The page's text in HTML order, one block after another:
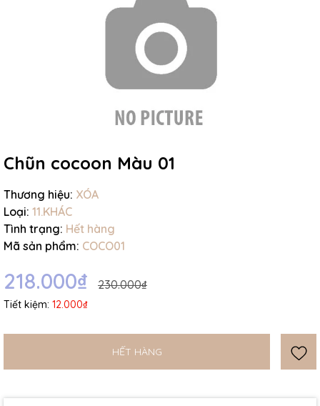
Chũn cocoon Màu 01
Thương hiệu: XÓA
Loại: 11.KHÁC
Tình trạng: Hết hàng
Mã sản phẩm: COCO01
218.000₫ 230.000₫
Tiết kiệm: 12.000₫
HẾT HÀNG
Ngày hết hạn:
Điều kiện: